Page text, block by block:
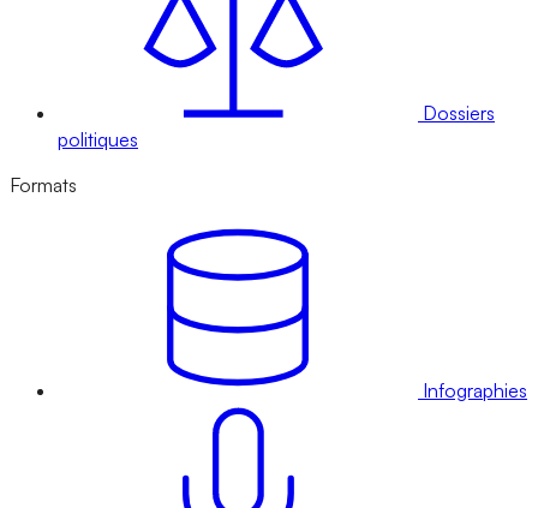
Dossiers
politiques
Formats
Infographies